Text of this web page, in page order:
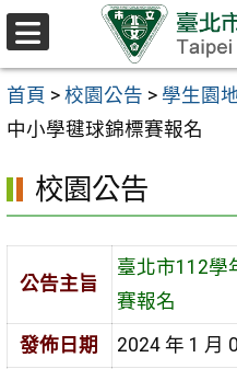
跳至主要內容區
首頁 > 校園公告 > 學生園
中小學毽球錦標賽報名
校園公告
公告主旨
臺北市112學
賽報名
發佈日期
2024 年 1 月
選
單